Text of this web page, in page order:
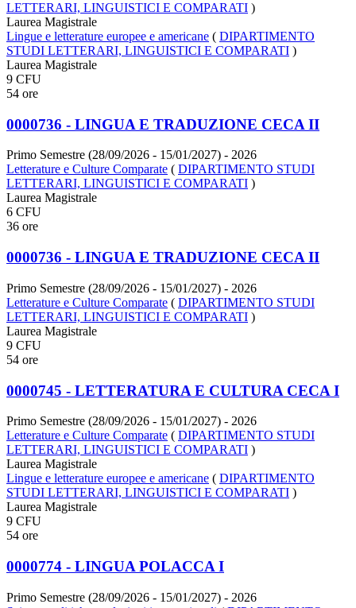
LETTERARI, LINGUISTICI E COMPARATI )
Laurea Magistrale
Lingue e letterature europee e americane ( DIPARTIMENTO
STUDI LETTERARI, LINGUISTICI E COMPARATI )
Laurea Magistrale
9 CFU
54 ore
0000736 - LINGUA E TRADUZIONE CECA II
Primo Semestre (28/09/2026 - 15/01/2027) - 2026
Letterature e Culture Comparate ( DIPARTIMENTO STUDI
LETTERARI, LINGUISTICI E COMPARATI )
Laurea Magistrale
6 CFU
36 ore
0000736 - LINGUA E TRADUZIONE CECA II
Primo Semestre (28/09/2026 - 15/01/2027) - 2026
Letterature e Culture Comparate ( DIPARTIMENTO STUDI
LETTERARI, LINGUISTICI E COMPARATI )
Laurea Magistrale
9 CFU
54 ore
0000745 - LETTERATURA E CULTURA CECA I
Primo Semestre (28/09/2026 - 15/01/2027) - 2026
Letterature e Culture Comparate ( DIPARTIMENTO STUDI
LETTERARI, LINGUISTICI E COMPARATI )
Laurea Magistrale
Lingue e letterature europee e americane ( DIPARTIMENTO
STUDI LETTERARI, LINGUISTICI E COMPARATI )
Laurea Magistrale
9 CFU
54 ore
0000774 - LINGUA POLACCA I
Primo Semestre (28/09/2026 - 15/01/2027) - 2026